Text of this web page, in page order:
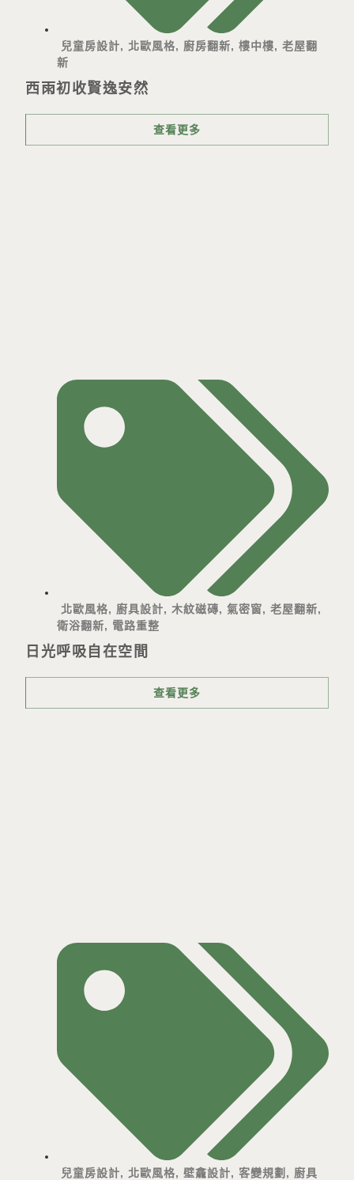
兒童房設計, 北歐風格, 廚房翻新,樓中樓,老屋翻
新
西雨初收賢逸安然
查看更多
北歐風格, 廚具設計,木紋磁磚,氣密窗,老屋翻新,
衛浴翻新, 電路重整
日光呼吸自在空間
查看更多
兒童房設計, 北歐風格,壁龕設計,客變規劃 , 廚具